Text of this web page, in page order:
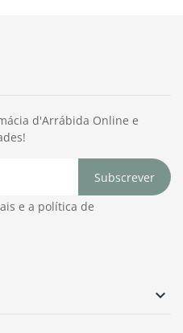

d'Arrábida Online e
Subscrever
e a política de